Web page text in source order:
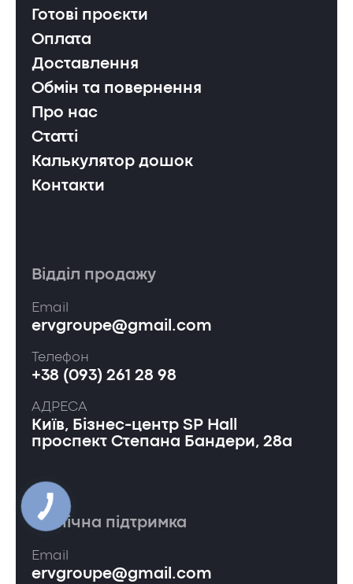
Готові проєкти
Оплата
Доставлення
Обмін та повернення
Про нас
Статті
Калькулятор дошок
Контакти
Відділ продажу
Email
ervgroupe@gmail.com
Телефон
+38 (093) 261 28 98
АДРЕСА
Київ, Бізнес-центр SP Hall
проспект Степана Бандери, 28а
Технічна підтримка
Email
ervgroupe@gmail.com